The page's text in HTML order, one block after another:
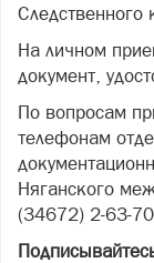
Следственного
На личном
документ,
По вопросам
телефонам
Няганского
(34672) 2-63-